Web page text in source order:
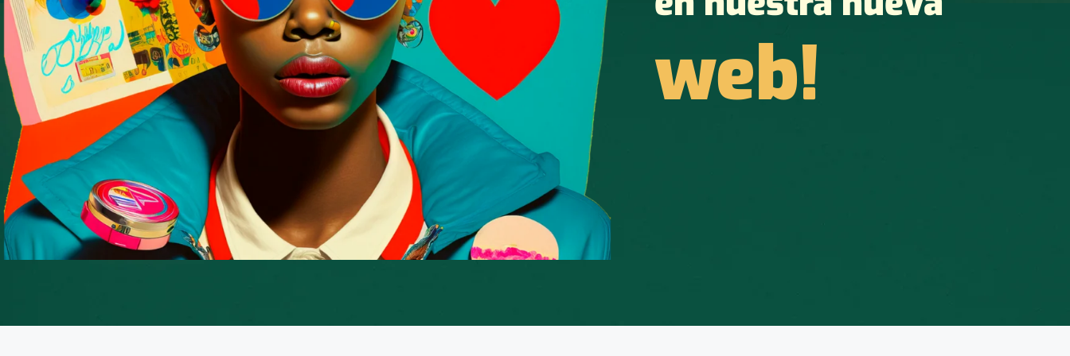
web!